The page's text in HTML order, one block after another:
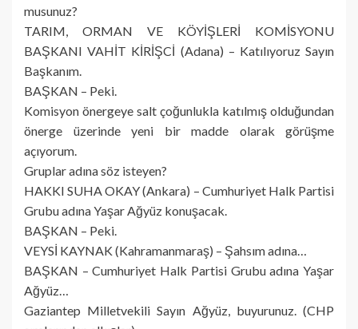
musunuz?
TARIM, ORMAN VE KÖYİŞLERİ KOMİSYONU
BAŞKANI VAHİT KİRİŞCİ (Adana) – Katılıyoruz Sayın
Başkanım.
BAŞKAN – Peki.
Komisyon önergeye salt çoğunlukla katılmış olduğundan
önerge üzerinde yeni bir madde olarak görüşme
açıyorum.
Gruplar adına söz isteyen?
HAKKI SUHA OKAY (Ankara) – Cumhuriyet Halk Partisi
Grubu adına Yaşar Ağyüz konuşacak.
BAŞKAN – Peki.
VEYSİ KAYNAK (Kahramanmaraş) – Şahsım adına…
BAŞKAN – Cumhuriyet Halk Partisi Grubu adına Yaşar
Ağyüz…
Gaziantep Milletvekili Sayın Ağyüz, buyurunuz. (CHP